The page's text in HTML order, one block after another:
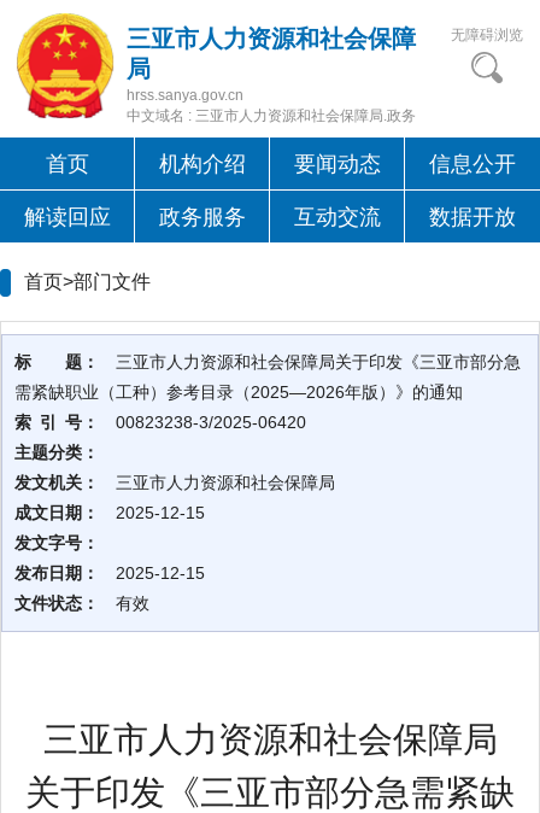
三亚市人力资源和社会保障
局
hrss.sanya.gov.cn
中文域名 : 三亚市人力资源和社会保障局.政务
无障碍浏览
首页 机构介绍 要闻动态 信息公开
解读回应 政务服务 互动交流 数据开放
首页>部门文件
标 题：
三亚市人力资源和社会保障局关于印发《三亚市部分急
需紧缺职业（工种）参考目录（2025—2026年版）》的通知
索 引 号：
00823238-3/2025-06420
主题分类：
发文机关：
三亚市人力资源和社会保障局
成文日期：
2025-12-15
发文字号：
发布日期：
2025-12-15
文件状态：
有效
三亚市人力资源和社会保障局
关于印发《三亚市部分急需紧缺